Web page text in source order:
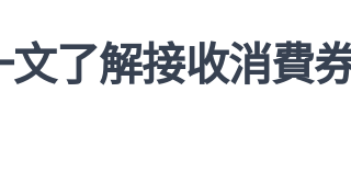
了解接收消費